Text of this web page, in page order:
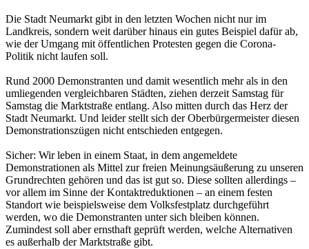
Die Stadt Neumarkt gibt in den letzten Wochen nicht nur im
Landkreis, sondern weit darüber hinaus ein gutes Beispiel dafür ab,
wie der Umgang mit öffentlichen Protesten gegen die Corona-
Politik nicht laufen soll.
Rund 2000 Demonstranten und damit wesentlich mehr als in den
umliegenden vergleichbaren Städten, ziehen derzeit Samstag für
Samstag die Marktstraße entlang. Also mitten durch das Herz der
Stadt Neumarkt. Und leider stellt sich der Oberbürgermeister diesen
Demonstrationszügen nicht entschieden entgegen.
Sicher: Wir leben in einem Staat, in dem angemeldete
Demonstrationen als Mittel zur freien Meinungsäußerung zu unseren
Grundrechten gehören und das ist gut so. Diese sollten allerdings –
vor allem im Sinne der Kontaktreduktionen – an einem festen
Standort wie beispielsweise dem Volksfestplatz durchgeführt
werden, wo die Demonstranten unter sich bleiben können.
Zumindest soll aber ernsthaft geprüft werden, welche Alternativen
es außerhalb der Marktstraße gibt.